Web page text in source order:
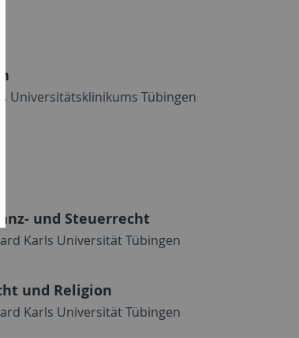
Universitätsklinikums Tübingen
und Steuerrecht
Karls Universität Tübingen
und Religion
Karls Universität Tübingen